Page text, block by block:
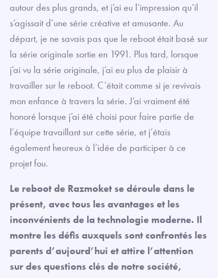
autour des plus grands, et j’ai eu l’impression qu’il
s’agissait d’une série créative et amusante. Au
départ, je ne savais pas que le reboot était basé sur
la série originale sortie en 1991. Plus tard, lorsque
j’ai vu la série originale, j’ai eu plus de plaisir à
travailler sur le reboot. C’était comme si je revivais
mon enfance à travers la série. J’ai vraiment été
honoré lorsque j’ai été choisi pour faire partie de
l’équipe travaillant sur cette série, et j’étais
également heureux à l’idée de participer à ce
projet fou.
Le reboot de Razmoket se déroule dans le
présent, avec tous les avantages et les
inconvénients de la technologie moderne. Il
montre les défis auxquels sont confrontés les
parents d’aujourd’hui et attire l’attention
sur des questions clés de notre société,